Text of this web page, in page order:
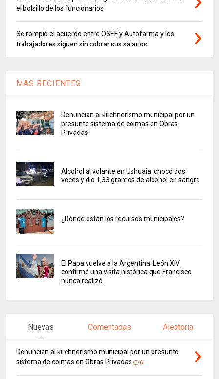
el bolsillo de los funcionarios
Se rompió el acuerdo entre OSEF y Autofarma y los
trabajadores siguen sin cobrar sus salarios
MAS RECIENTES
Denuncian al kirchnerismo municipal por un
presunto sistema de coimas en Obras
Privadas
Alcohol al volante en Ushuaia: chocó dos
veces y dio 1,33 gramos de alcohol en sangre
¿Dónde están los recursos municipales?
El Papa vuelve a la Argentina: León XIV
confirmó una visita histórica que Francisco
nunca realizó
Nuevas Comentadas Aleatoria
Denuncian al kirchnerismo municipal por un presunto
sistema de coimas en Obras Privadas
6